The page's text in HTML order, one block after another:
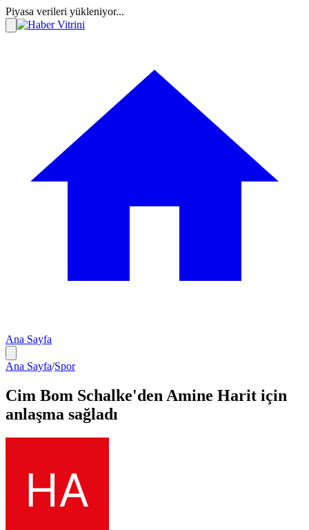
Piyasa verileri yükleniyor...
Ana Sayfa
Ana Sayfa/Spor
Cim Bom Schalke'den Amine Harit için
anlaşma sağladı